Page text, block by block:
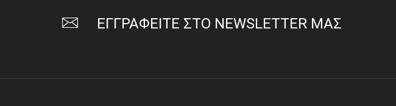
ΕΓΓΡΑΦΕΙΤΕ ΣΤΟ NEWSLETTER ΜΑΣ